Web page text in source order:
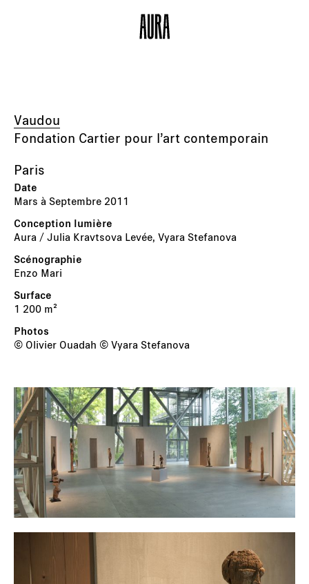
Vaudou
Fondation Cartier pour l’art contemporain
Paris
Mars à Septembre 2011
Aura / Julia Kravtsova Levée, Vyara Stefanova
Enzo Mari
1 200 m²
© Olivier Ouadah © Vyara Stefanova